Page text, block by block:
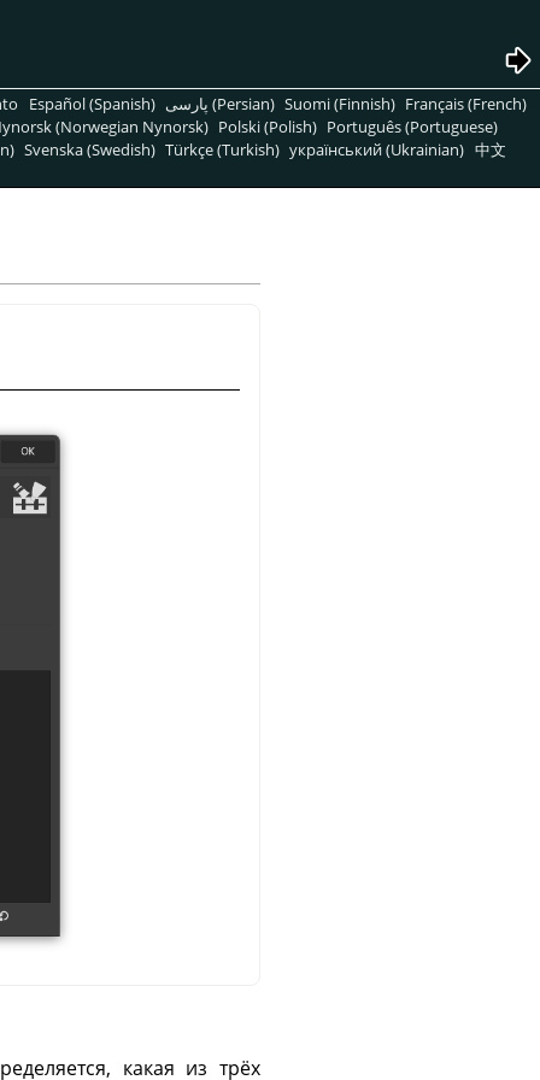
Español (Spanish) پارسی (Persian) Suomi (Finnish) Français (French)
(Norwegian Nynorsk) Polski (Polish) Português (Portuguese)
Svenska (Swedish) Türkçe (Turkish) український (Ukrainian) 中文
какая из трёх